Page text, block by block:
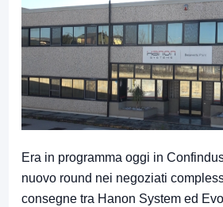
Era in programma oggi in
nuovo round nei negoziati
consegne tra Hanon System ed